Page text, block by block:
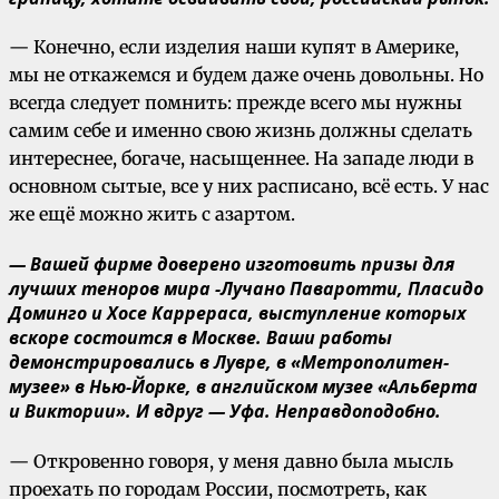
— Конечно, если изделия наши купят в Америке,
мы не откажемся и будем даже очень довольны. Но
всегда следует помнить: прежде всего мы нужны
самим себе и именно свою жизнь должны сделать
интереснее, богаче, насыщеннее. На западе люди в
основном сытые, все у них расписано, всё есть. У нас
же ещё можно жить с азартом.
— Вашей фирме доверено изготовить призы для
лучших теноров мира -Лучано Паваротти, Пласидо
Доминго и Хосе Каррераса, выступление которых
вскоре состоится в Москве. Ваши работы
демонстрировались в Лувре, в «Метрополитен-
музее» в Нью-Йорке, в английском музее «Альберта
и Виктории». И вдруг — Уфа. Неправдоподобно.
— Откровенно говоря, у меня давно была мысль
проехать по городам России, посмотреть, как